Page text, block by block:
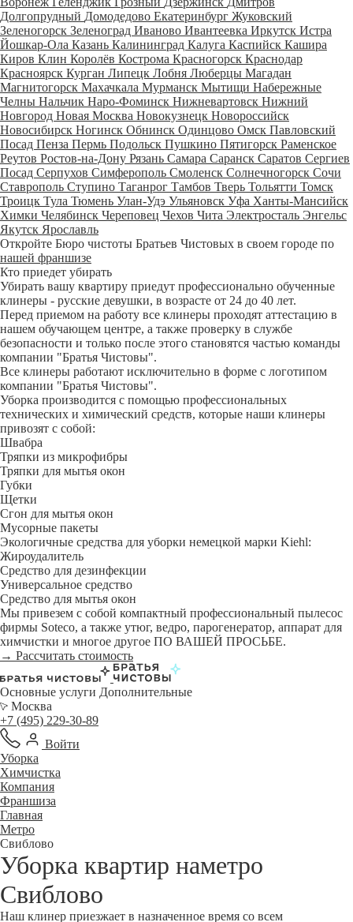
Долгопрудный Домодедово Екатеринбург Жуковский
Зеленогорск Зеленоград Иваново Ивантеевка Иркутск Истра
Йошкар-Ола Казань Калининград Калуга Каспийск Кашира
Киров Клин Королёв Кострома Красногорск Краснодар
Красноярск Курган Липецк Лобня Люберцы Магадан
Магнитогорск Махачкала Мурманск Мытищи Набережные
Челны Нальчик Наро-Фоминск Нижневартовск Нижний
Новгород Новая Москва Новокузнецк Новороссийск
Новосибирск Ногинск Обнинск Одинцово Омск Павловский
Посад Пенза Пермь Подольск Пушкино Пятигорск Раменское
Реутов Ростов-на-Дону Рязань Самара Саранск Саратов Сергиев
Посад Серпухов Симферополь Смоленск Солнечногорск Сочи
Ставрополь Ступино Таганрог Тамбов Тверь Тольятти Томск
Троицк Тула Тюмень Улан-Удэ Ульяновск Уфа Ханты-Мансийск
Химки Челябинск Череповец Чехов Чита Электросталь Энгельс
Якутск Ярославль
Откройте Бюро чистоты Братьев Чистовых в своем городе по
нашей франшизе
Кто приедет убирать
Убирать вашу квартиру приедут профессионально обученные
клинеры - русские девушки, в возрасте от 24 до 40 лет.
Перед приемом на работу все клинеры проходят аттестацию в
нашем обучающем центре, а также проверку в службе
безопасности и только после этого становятся частью команды
компании "Братья Чистовы".
Все клинеры работают исключительно в форме с логотипом
компании "Братья Чистовы".
Уборка производится с помощью профессиональных
технических и химический средств, которые наши клинеры
привозят с собой:
Швабра
Тряпки из микрофибры
Тряпки для мытья окон
Губки
Щетки
Сгон для мытья окон
Мусорные пакеты
Экологичные средства для уборки немецкой марки Kiehl:
Жироудалитель
Средство для дезинфекции
Универсальное средство
Средство для мытья окон
Мы привезем с собой компактный профессиональный пылесос
фирмы Soteco, а также утюг, ведро, парогенератор, аппарат для
химчистки и многое другое ПО ВАШЕЙ ПРОСЬБЕ.
→ Рассчитать стоимость
Основные услуги Дополнительные
Москва
+7 (495) 229-30-89
Войти
Уборка
Химчистка
Компания
Франшиза
Главная
Метро
Свиблово
Уборка квартир наметро
Свиблово
Наш клинер приезжает в назначенное время со всем